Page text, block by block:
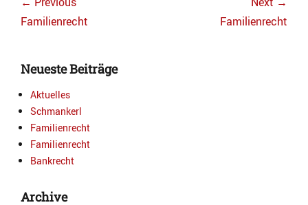
Previous
Familienrecht Familienrecht
Neueste Beiträge
Aktuelles
Schmankerl
Familienrecht
Familienrecht
Bankrecht
Archive